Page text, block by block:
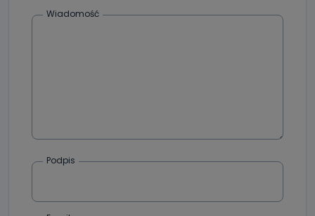
Wiadomość
Podpis